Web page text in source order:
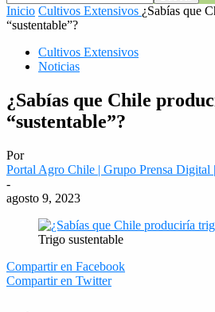
Inicio Cultivos Extensivos ¿Sabías que
“sustentable”?
Cultivos Extensivos
Noticias
¿Sabías que Chile
“sustentable”?
Por
Portal Agro Chile | Grupo Prensa Digital
-
agosto 9, 2023
Trigo sustentable
Compartir en Facebook
Compartir en Twitter